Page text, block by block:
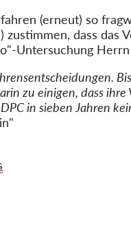
(erneut) so
dass das
Untersuchung
zu einigen, dass
in sieben Jahren